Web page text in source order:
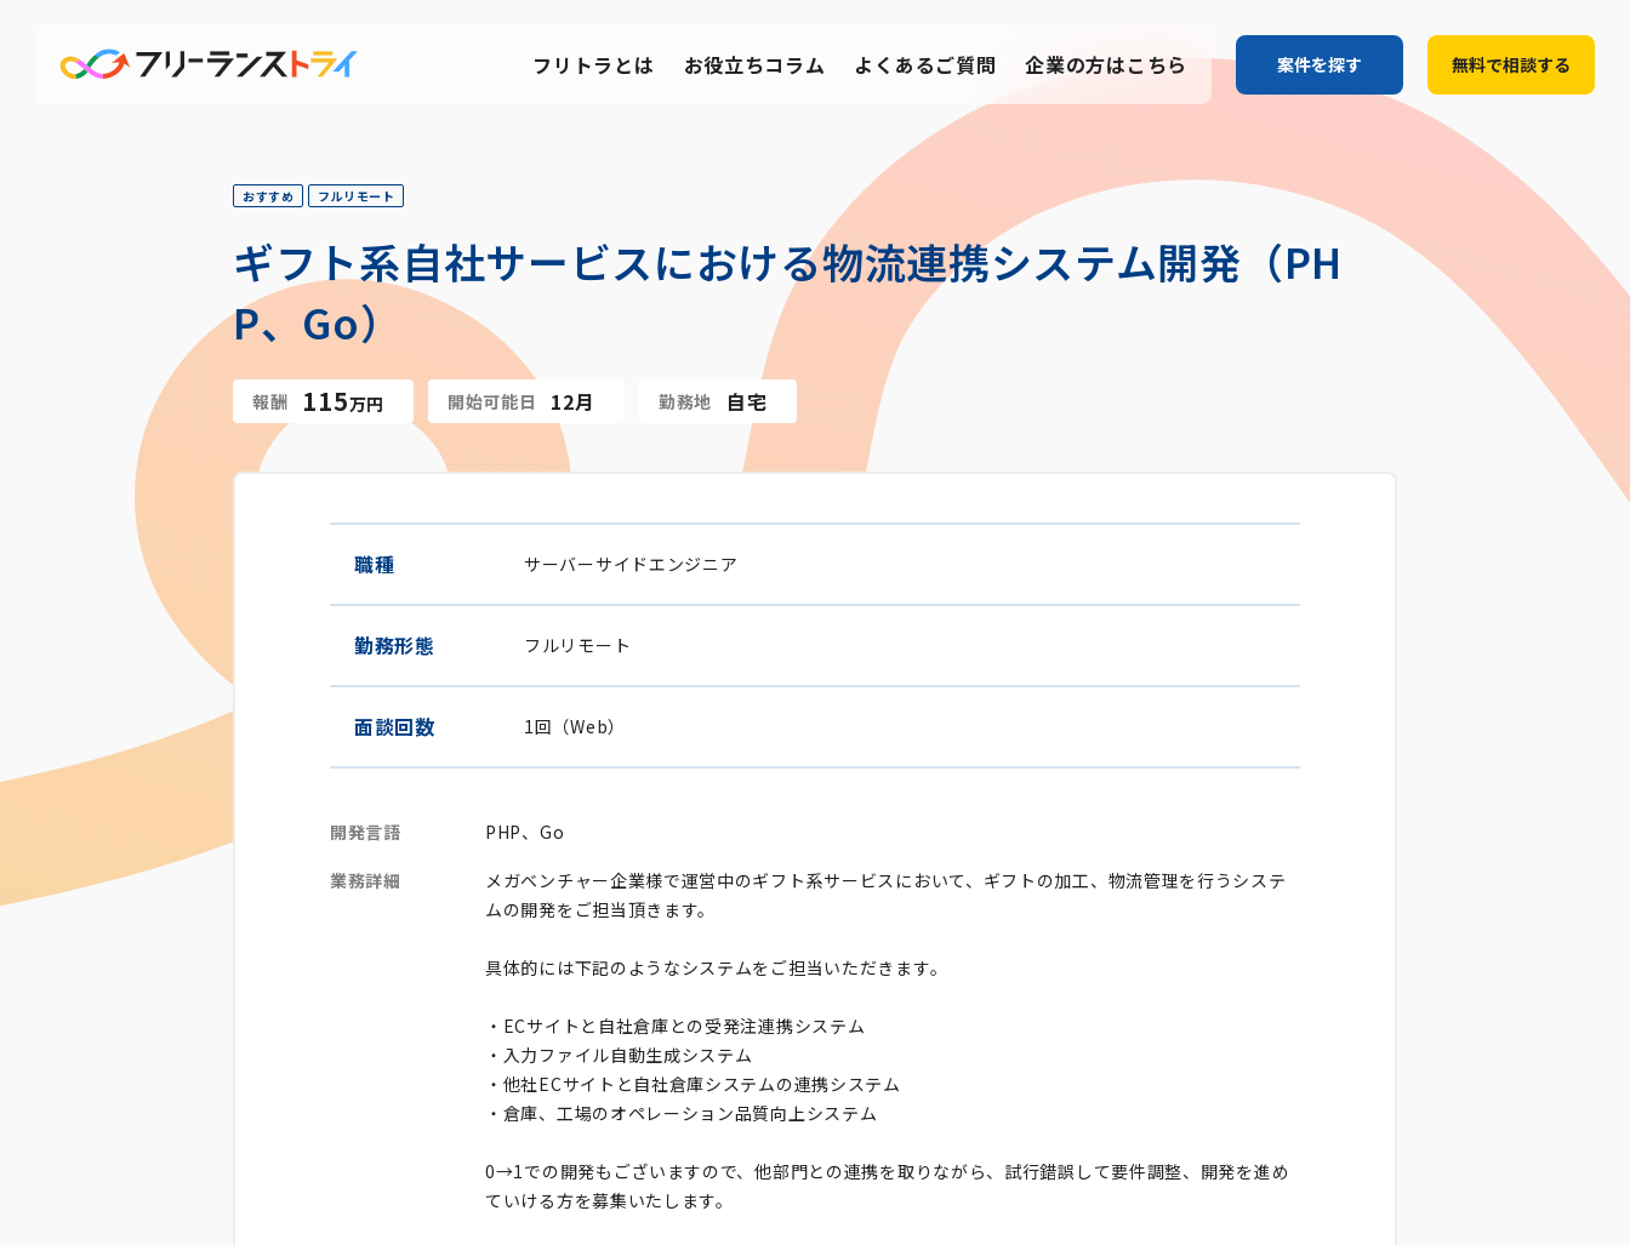
フリトラとは お役立ちコラム よくあるご質問 企業の方はこちら 案件を探す 無料で相談する
おすすめ フルリモート
ギフト系自社サービスにおける物流連携システム開発（PH
P、Go）
報酬 115万円 開始可能日 12月 勤務地 自宅
職種 サーバーサイドエンジニア
勤務形態 フルリモート
面談回数 1回（Web）
開発言語
PHP、Go
業務詳細
メガベンチャー企業様で運営中のギフト系サービスにおいて、ギフトの加工、物流管理を行うシステ
ムの開発をご担当頂きます。
具体的には下記のようなシステムをご担当いただきます。
・ECサイトと自社倉庫との受発注連携システム
・入力ファイル自動生成システム
・他社ECサイトと自社倉庫システムの連携システム
・倉庫、工場のオペレーション品質向上システム
0→1での開発もございますので、他部門との連携を取りながら、試行錯誤して要件調整、開発を進め
ていける方を募集いたします。